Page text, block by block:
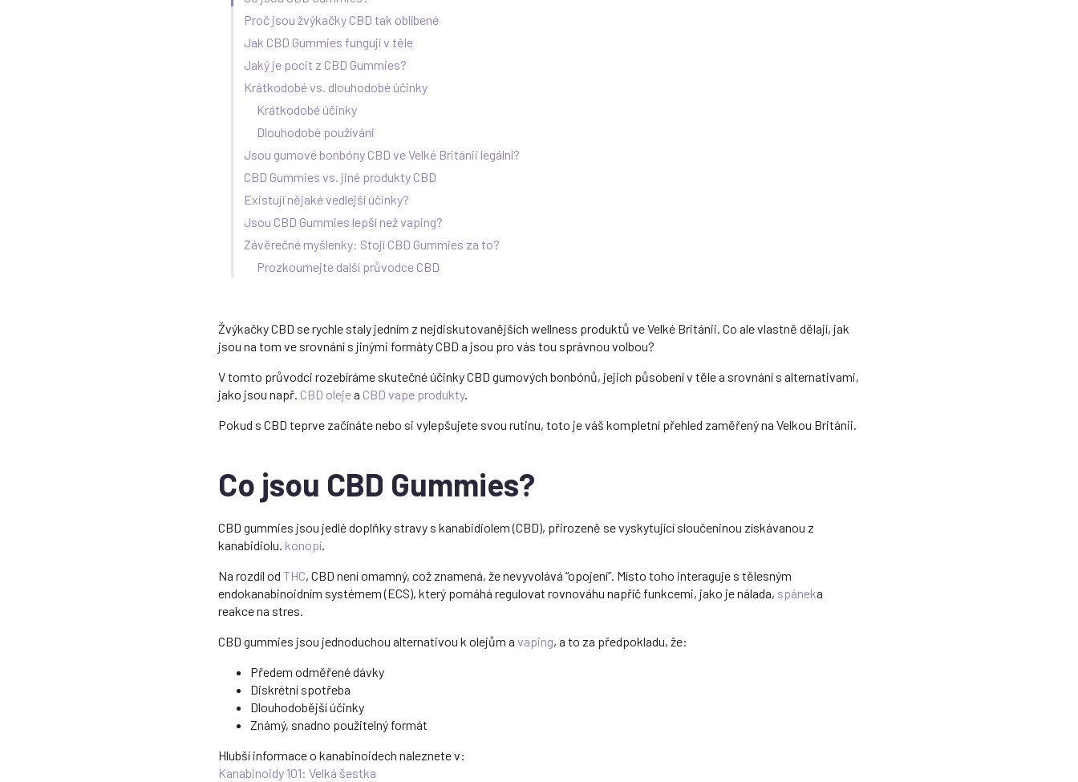
Proč jsou žvýkačky CBD tak oblíbené
Jak CBD Gummies fungují v těle
Jaký je pocit z CBD Gummies?
Krátkodobé vs. dlouhodobé účinky
Krátkodobé účinky
Dlouhodobé používání
Jsou gumové bonbóny CBD ve Velké Británii legální?
CBD Gummies vs. jiné produkty CBD
Existují nějaké vedlejší účinky?
Jsou CBD Gummies lepší než vaping?
Závěrečné myšlenky: Stojí CBD Gummies za to?
Prozkoumejte další průvodce CBD
Žvýkačky CBD se rychle staly jedním z nejdiskutovanějších wellness produktů ve Velké Británii. Co ale vlastně dělají, jak
jsou na tom ve srovnání s jinými formáty CBD a jsou pro vás tou správnou volbou?
V tomto průvodci rozebíráme skutečné účinky CBD gumových bonbónů, jejich působení v těle a srovnání s alternativami,
jako jsou např. CBD olejea CBD vape produkty.
Pokud s CBD teprve začínáte nebo si vylepšujete svou rutinu, toto je váš kompletní přehled zaměřený na Velkou Británii.
Co jsou CBD Gummies?
CBD gummies jsou jedlé doplňky stravy s kanabidiolem (CBD), přirozeně se vyskytující sloučeninou získávanou z
kanabidiolu. konopí.
Na rozdíl od THC, CBD není omamný, což znamená, že nevyvolává “opojení”. Místo toho interaguje s tělesným
endokanabinoidním systémem (ECS), který pomáhá regulovat rovnováhu napříč funkcemi, jako je nálada, spáneka
reakce na stres.
CBD gummies jsou jednoduchou alternativou k olejům a vaping, a to za předpokladu, že:
Předem odměřené dávky
Diskrétní spotřeba
Dlouhodobější účinky
Známý, snadno použitelný formát
Hlubší informace o kanabinoidech naleznete v:
Kanabinoidy 101: Velká šestka